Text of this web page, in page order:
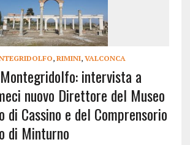
, RIMINI, VALCONCA
intervista a
nuovo Direttore del Museo
di Cassino e del Comprensorio
di Minturno